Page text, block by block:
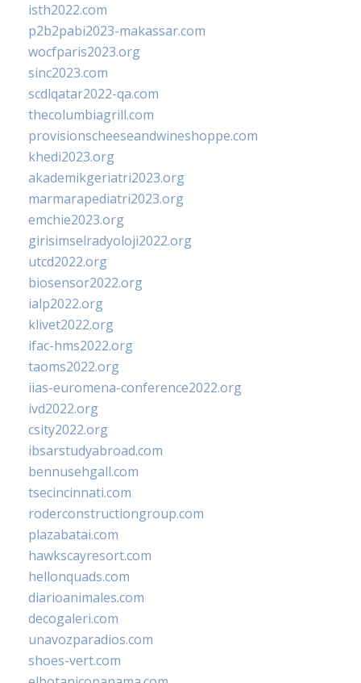
isth2022.com
p2b2pabi2023-makassar.com
wocfparis2023.org
sinc2023.com
scdlqatar2022-qa.com
thecolumbiagrill.com
provisionscheeseandwineshoppe.com
khedi2023.org
akademikgeriatri2023.org
marmarapediatri2023.org
emchie2023.org
girisimselradyoloji2022.org
utcd2022.org
biosensor2022.org
ialp2022.org
klivet2022.org
ifac-hms2022.org
taoms2022.org
iias-euromena-conference2022.org
ivd2022.org
csity2022.org
ibsarstudyabroad.com
bennusehgall.com
tsecincinnati.com
roderconstructiongroup.com
plazabatai.com
hawkscayresort.com
hellonquads.com
diarioanimales.com
decogaleri.com
unavozparadios.com
shoes-vert.com